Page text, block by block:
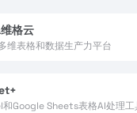
格云
维表格和数据生产力平台
和Google Sheets表格AI处理工